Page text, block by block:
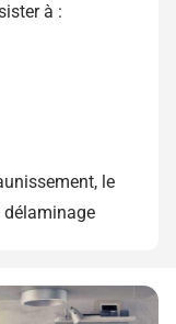
à :
le
délaminage